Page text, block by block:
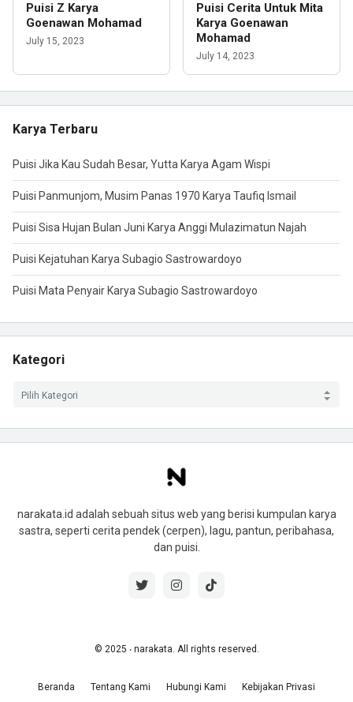
Puisi Z Karya
Goenawan Mohamad
July 15, 2023
Puisi Cerita Untuk Mita
Karya Goenawan
Mohamad
July 14, 2023
Karya Terbaru
Puisi Jika Kau Sudah Besar, Yutta Karya Agam Wispi
Puisi Panmunjom, Musim Panas 1970 Karya Taufiq Ismail
Puisi Sisa Hujan Bulan Juni Karya Anggi Mulazimatun Najah
Puisi Kejatuhan Karya Subagio Sastrowardoyo
Puisi Mata Penyair Karya Subagio Sastrowardoyo
Kategori
narakata.id adalah sebuah situs web yang berisi kumpulan karya
sastra, seperti cerita pendek (cerpen), lagu, pantun, peribahasa,
dan puisi.
© 2025 ‧ narakata. All rights reserved.
Beranda Tentang Kami Hubungi Kami Kebijakan Privasi